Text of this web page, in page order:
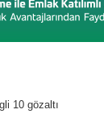
10 gözaltı